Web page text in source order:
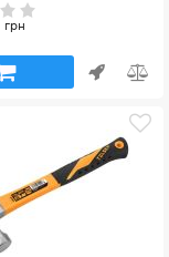
грн